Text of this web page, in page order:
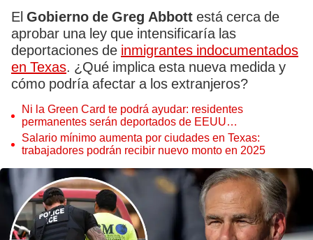
El Gobierno de Greg Abbott está cerca de
aprobar una ley que intensificaría las
deportaciones de inmigrantes indocumentados
en Texas. ¿Qué implica esta nueva medida y
cómo podría afectar a los extranjeros?
Ni la Green Card te podrá ayudar: residentes
permanentes serán deportados de EEUU
inmediatamente por estos motivos
Salario mínimo aumenta por ciudades en Texas:
trabajadores podrán recibir nuevo monto en 2025